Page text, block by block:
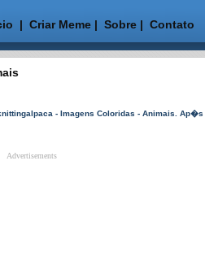
| Criar Meme| Sobre| Contato
- Imagens Coloridas - Animais. Ap�s
Advertisements